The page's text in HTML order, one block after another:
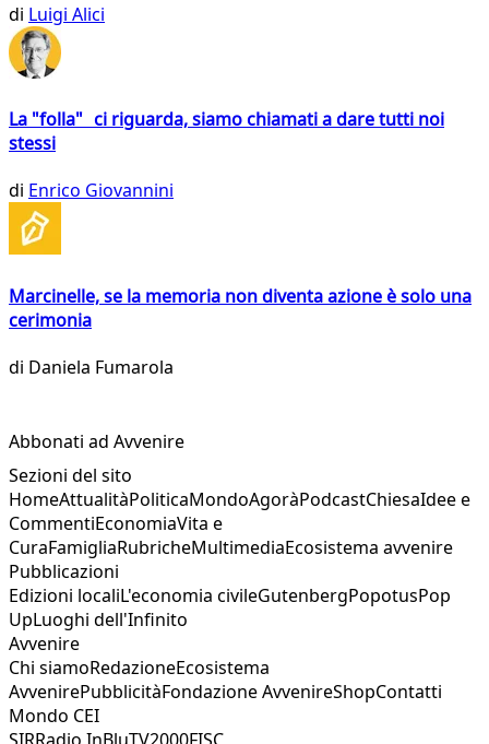
di Luigi Alici
La "folla" ci riguarda, siamo chiamati a dare tutti noi
stessi
di Enrico Giovannini
Marcinelle, se la memoria non diventa azione è solo una
cerimonia
di Daniela Fumarola
Abbonati ad Avvenire
Sezioni del sito
HomeAttualitàPoliticaMondoAgoràPodcastChiesaIdee e
CommentiEconomiaVita e
CuraFamigliaRubricheMultimediaEcosistema avvenire
Pubblicazioni
Edizioni localiL'economia civileGutenbergPopotusPop
UpLuoghi dell'Infinito
Avvenire
Chi siamoRedazioneEcosistema
AvvenirePubblicitàFondazione AvvenireShopContatti
Mondo CEI